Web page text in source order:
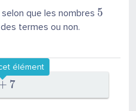
que les nombres 5
termes ou non.
7
élément